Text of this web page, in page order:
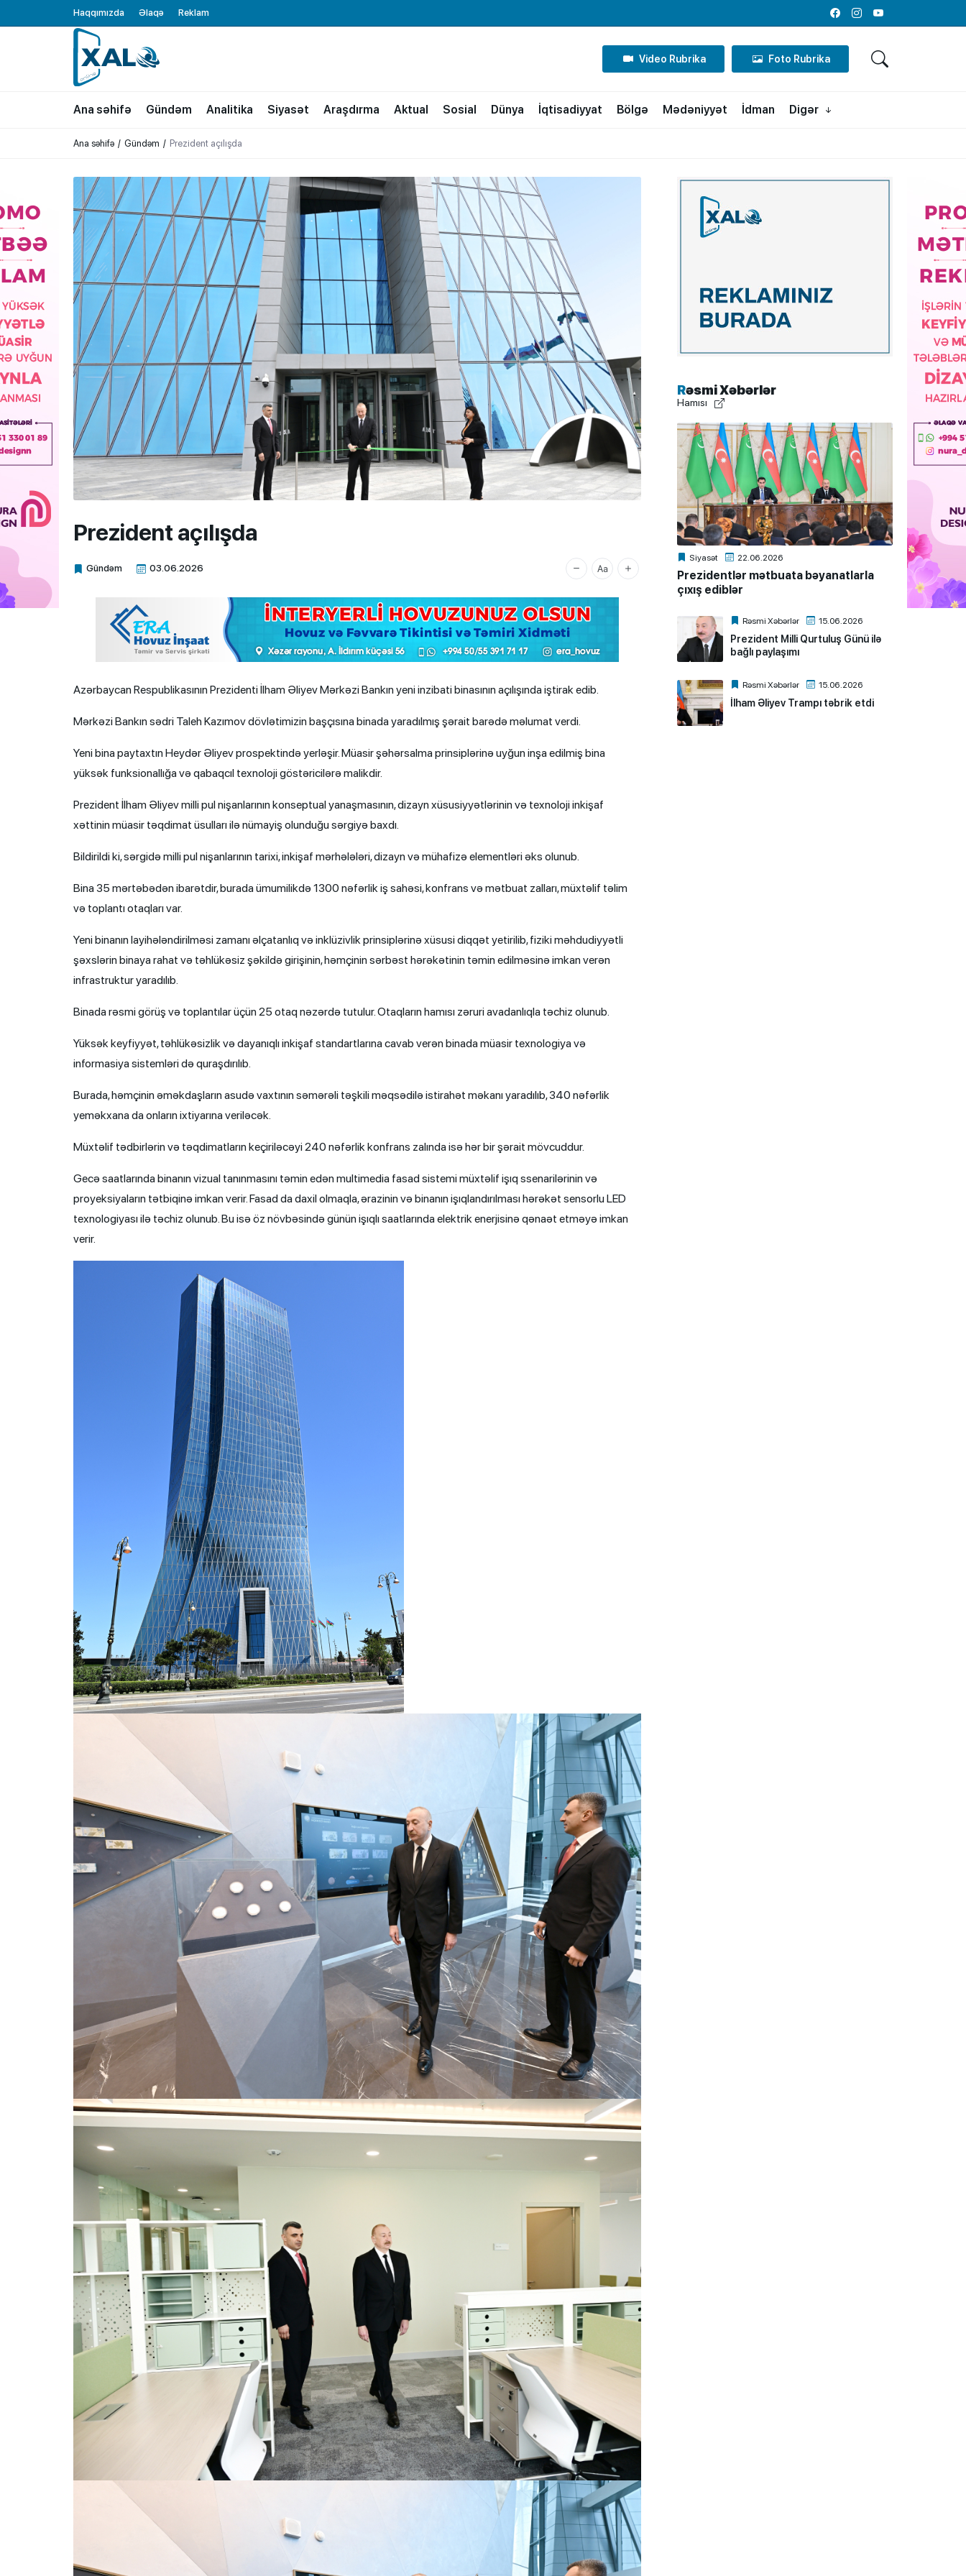
Haqqımızda Əlaqə Reklam
FacebookInstagramYoutube
XALQ.ONLINE
ONLAYN PLATFORMA
Video Rubrika Foto Rubrika
Ana səhifə Gündəm Analitika Siyasət Araşdırma Aktual Sosial Dünya İqtisadiyyat Bölgə Mədəniyyət İdman Digər
Ana səhifə Gündəm Prezident açılışda
Prezident açılışda
Gündəm 03.06.2026
Xalq.Online
Azərbaycan Respublikasının Prezidenti İlham Əliyev Mərkəzi Bankın yeni inzibati binasının açılışında iştirak edib.
Mərkəzi Bankın sədri Taleh Kazımov dövlətimizin başçısına binada yaradılmış şərait barədə məlumat verdi.
Yeni bina paytaxtın Heydər Əliyev prospektində yerləşir. Müasir şəhərsalma prinsiplərinə uyğun inşa edilmiş bina
yüksək funksionallığa və qabaqcıl texnoloji göstəricilərə malikdir.
Prezident İlham Əliyev milli pul nişanlarının konseptual yanaşmasının, dizayn xüsusiyyətlərinin və texnoloji inkişaf
xəttinin müasir təqdimat üsulları ilə nümayiş olunduğu sərgiyə baxdı.
Bildirildi ki, sərgidə milli pul nişanlarının tarixi, inkişaf mərhələləri, dizayn və mühafizə elementləri əks olunub.
Bina 35 mərtəbədən ibarətdir, burada ümumilikdə 1300 nəfərlik iş sahəsi, konfrans və mətbuat zalları, müxtəlif təlim
və toplantı otaqları var.
Yeni binanın layihələndirilməsi zamanı əlçatanlıq və inklüzivlik prinsiplərinə xüsusi diqqət yetirilib, fiziki məhdudiyyətli
şəxslərin binaya rahat və təhlükəsiz şəkildə girişinin, həmçinin sərbəst hərəkətinin təmin edilməsinə imkan verən
infrastruktur yaradılıb.
Binada rəsmi görüş və toplantılar üçün 25 otaq nəzərdə tutulur. Otaqların hamısı zəruri avadanlıqla təchiz olunub.
Yüksək keyfiyyət, təhlükəsizlik və dayanıqlı inkişaf standartlarına cavab verən binada müasir texnologiya və
informasiya sistemləri də quraşdırılıb.
Burada, həmçinin əməkdaşların asudə vaxtının səmərəli təşkili məqsədilə istirahət məkanı yaradılıb, 340 nəfərlik
yeməkxana da onların ixtiyarına veriləcək.
Müxtəlif tədbirlərin və təqdimatların keçiriləcəyi 240 nəfərlik konfrans zalında isə hər bir şərait mövcuddur.
Gecə saatlarında binanın vizual tanınmasını təmin edən multimedia fasad sistemi müxtəlif işıq ssenarilərinin və
proyeksiyaların tətbiqinə imkan verir. Fasad da daxil olmaqla, ərazinin və binanın işıqlandırılması hərəkət sensorlu LED
texnologiyası ilə təchiz olunub. Bu isə öz növbəsində günün işıqlı saatlarında elektrik enerjisinə qənaət etməyə imkan
verir.
Rəsmi Xəbərlər
Hamısı
Siyasət 22.06.2026
Prezidentlər mətbuata bəyanatlarla
çıxış ediblər
Rəsmi Xəbərlər 15.06.2026
Prezident Milli Qurtuluş Günü ilə
bağlı paylaşımı
Rəsmi Xəbərlər 15.06.2026
İlham Əliyev Trampı təbrik etdi